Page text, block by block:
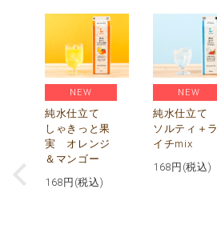
NEW
純水仕立て
しゃきっと果
実 オレンジ
＆マンゴー
168 円(税込)
NEW
純水仕立て
ソルティ＋ラ
イチmix
168 円(税込)